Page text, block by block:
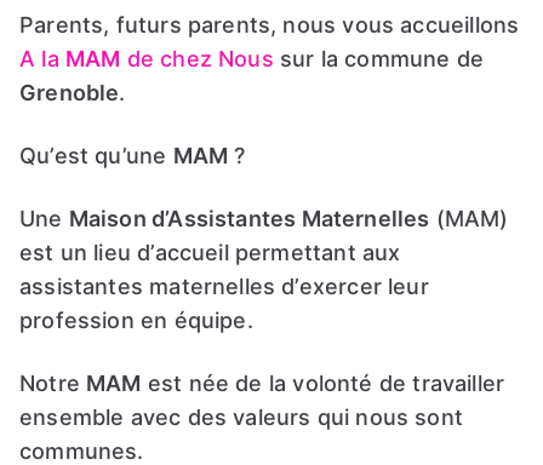
Parents, futurs parents, nous vous accueillons
A la MAM de chez Nous sur la commune de
Grenoble.
Qu’est qu’une MAM ?
Une Maison d’Assistantes Maternelles (MAM)
est un lieu d’accueil permettant aux
assistantes maternelles d’exercer leur
profession en équipe.
Notre MAM est née de la volonté de travailler
ensemble avec des valeurs qui nous sont
communes.